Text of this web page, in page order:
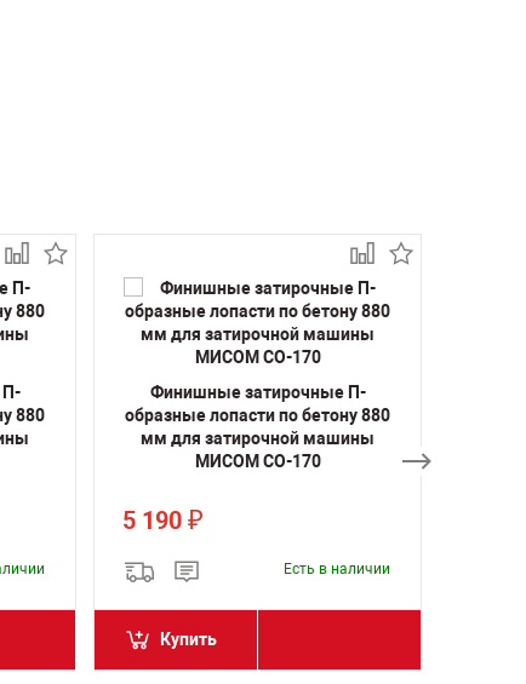
П-
880
Финишные затирочные П-
образные лопасти по бетону 880
мм для затирочной машины
МИСОМ СО-170
5 190 ₽
Есть в наличии
Купить